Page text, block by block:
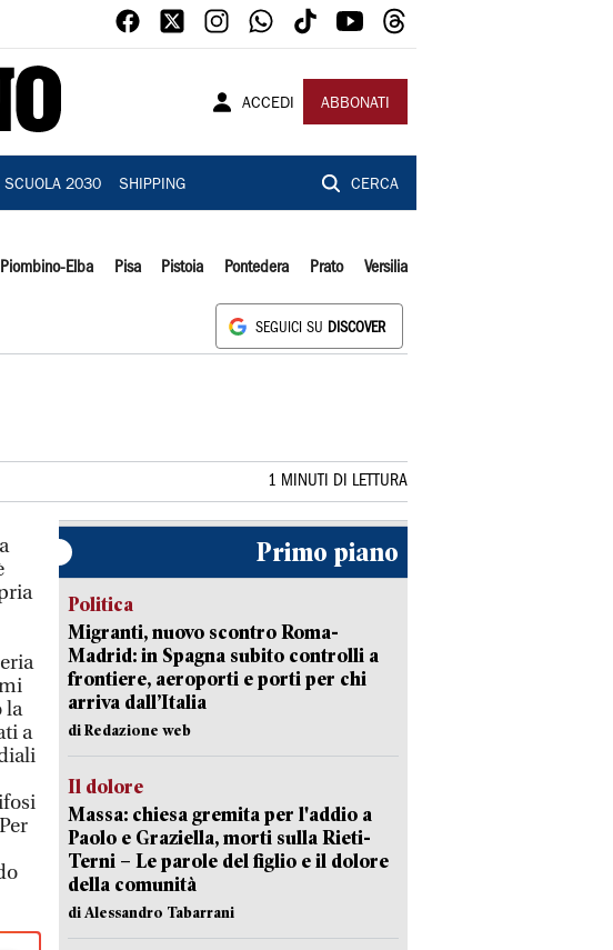
ACCEDI ABBONATI
SCUOLA 2030 SHIPPING CERCA
Piombino-Elba Pisa Pistoia Pontedera Prato Versilia
SEGUICI SU DISCOVER
1 MINUTI DI LETTURA
la
a
Primo piano
Politica
Migranti, nuovo scontro Roma-
Madrid: in Spagna subito controlli a
frontiere, aeroporti e porti per chi
arriva dall’Italia
di Redazione web
Il dolore
Massa: chiesa gremita per l'addio a
Paolo e Graziella, morti sulla Rieti-
Terni – Le parole del figlio e il dolore
della comunità
di Alessandro Tabarrani